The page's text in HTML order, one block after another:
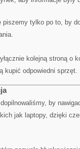
tylko po to, by
kolejną stroną o
kupić odpowiedni sprzęt.
by
jak laptopy, dzięki